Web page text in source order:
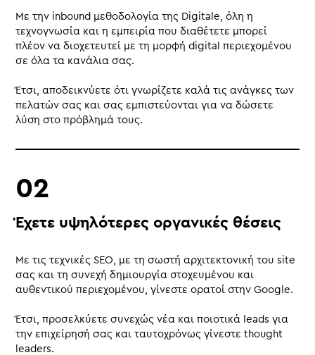
Με την inbound μεθοδολογία της Digitale, όλη η
τεχνογνωσία και η εμπειρία που διαθέτετε μπορεί
πλέον να διοχετευτεί με τη μορφή digital περιεχομένου
σε όλα τα κανάλια σας.
Έτσι, αποδεικνύετε ότι γνωρίζετε καλά τις ανάγκες των
πελατών σας και σας εμπιστεύονται για να δώσετε
λύση στο πρόβλημά τους.
Έχετε υψηλότερες οργανικές θέσεις
Με τις τεχνικές SEO, με τη σωστή αρχιτεκτονική του site
σας και τη συνεχή δημιουργία στοχευμένου και
αυθεντικού περιεχομένου, γίνεστε ορατοί στην Google.
Έτσι, προσελκύετε συνεχώς νέα και ποιοτικά leads για
την επιχείρησή σας και ταυτοχρόνως γίνεστε thought
leaders.